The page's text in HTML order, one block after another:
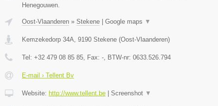
Henegouwen.
Oost-Vlaanderen » Stekene | Google maps ▼
Kemzekedorp 34A 9190 Stekene (Oost-Vlaanderen)
Tel: +32 479 08 85 85 , Fax: - , BTW-nr: 0633.526.794
E-mail › Tellent Bv
Website: http://www.tellent.be | Screenshot ▼